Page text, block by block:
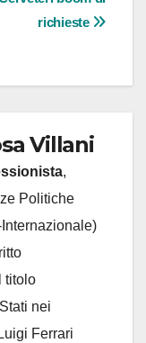
richieste
Villani
,
Politiche
titolo
nei
Ferrari